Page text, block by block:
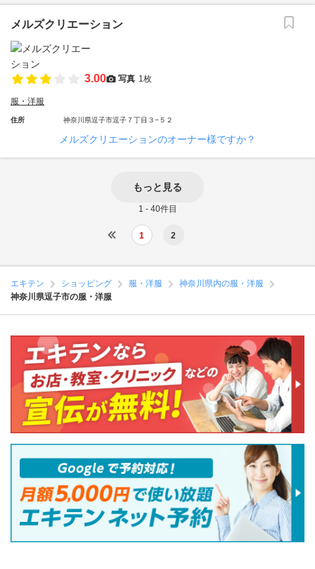
メルズクリエーション
3.00 写真 1枚
服・洋服
住所 神奈川県逗子市逗子７丁目３−５２
メルズクリエーションのオーナー様ですか？
もっと見る
1 - 40件目
1 2
エキテン ショッピング 服・洋服
神奈川県内の服・洋服
神奈川県逗子市の服・洋服